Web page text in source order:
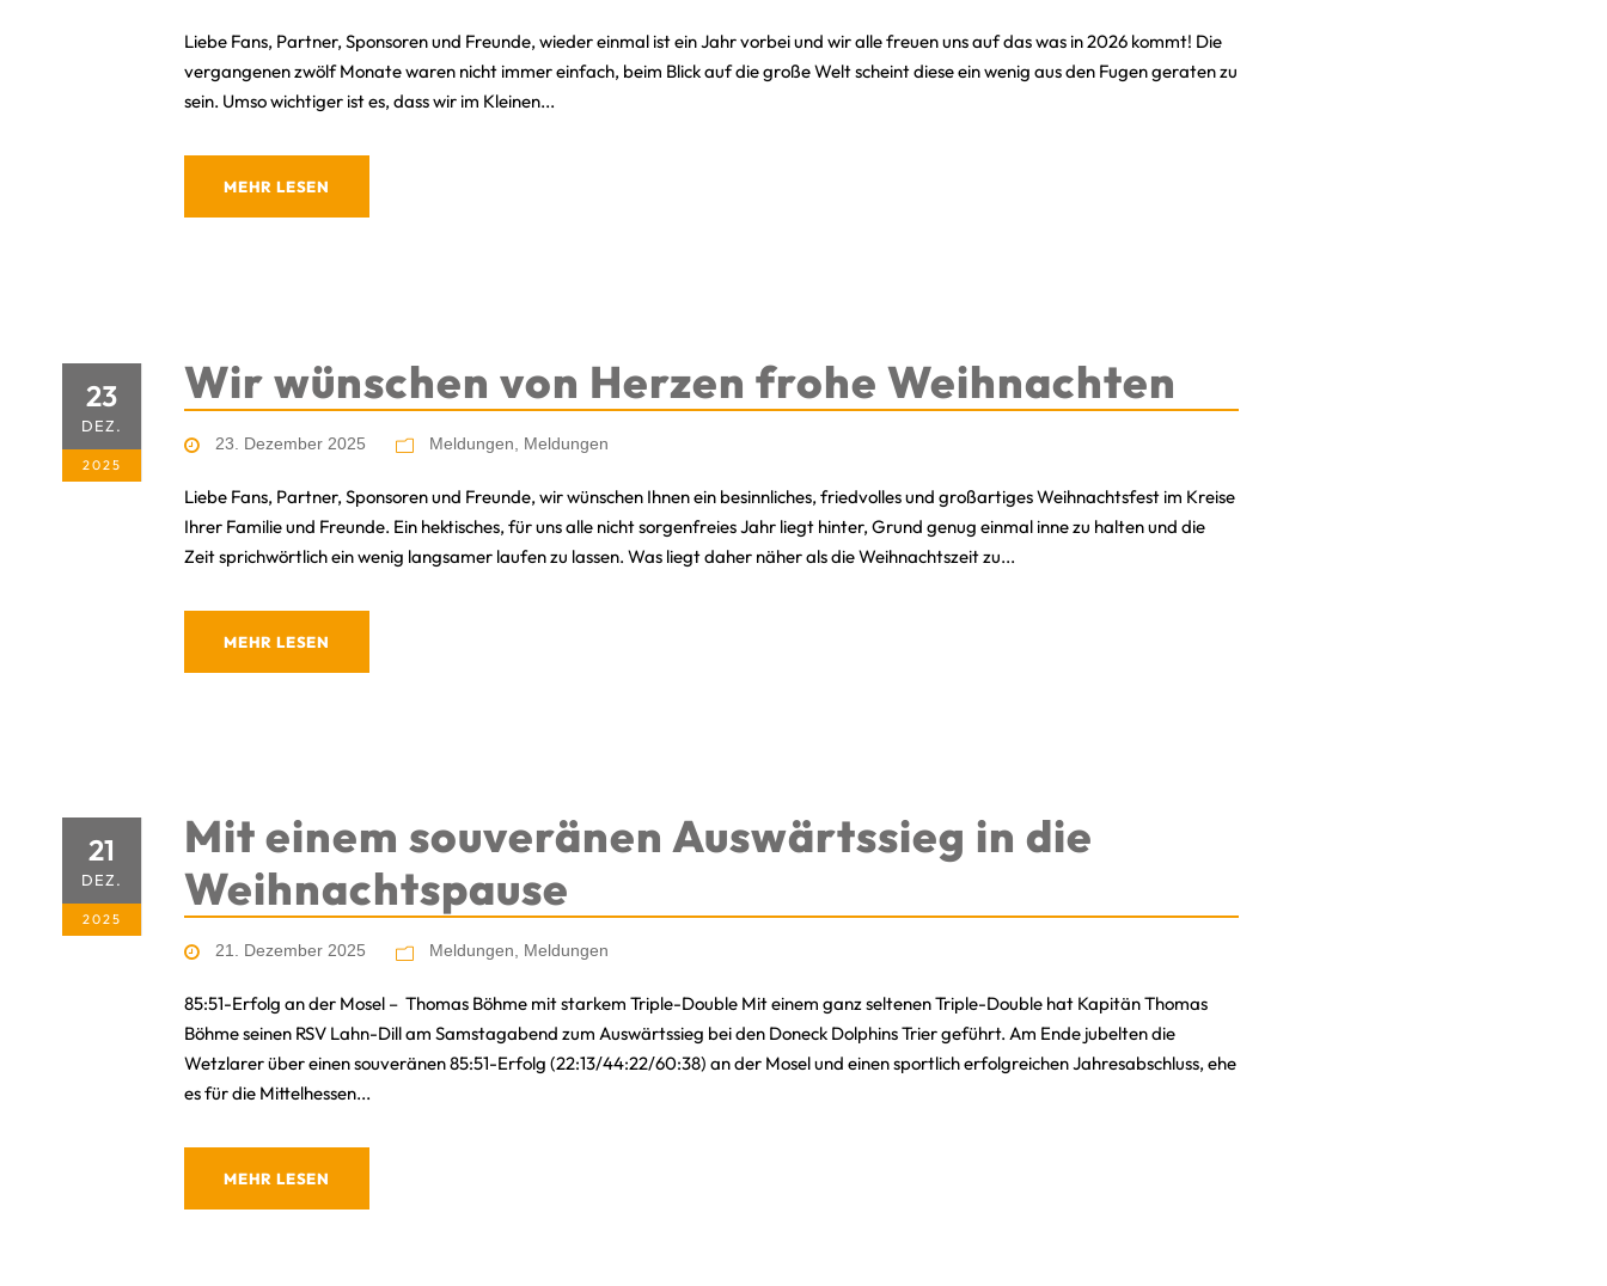
Liebe Fans, Partner, Sponsoren und Freunde, wieder einmal ist ein Jahr vorbei und wir alle freuen uns auf das was in 2026 kommt! Die
vergangenen zwölf Monate waren nicht immer einfach, beim Blick auf die große Welt scheint diese ein wenig aus den Fugen geraten zu
sein. Umso wichtiger ist es, dass wir im Kleinen...
MEHR LESEN
23
DEZ.
2025
Wir wünschen von Herzen frohe Weihnachten
23. Dezember 2025 Meldungen Meldungen
Liebe Fans, Partner, Sponsoren und Freunde, wir wünschen Ihnen ein besinnliches, friedvolles und großartiges Weihnachtsfest im Kreise
Ihrer Familie und Freunde. Ein hektisches, für uns alle nicht sorgenfreies Jahr liegt hinter, Grund genug einmal inne zu halten und die
Zeit sprichwörtlich ein wenig langsamer laufen zu lassen. Was liegt daher näher als die Weihnachtszeit zu...
MEHR LESEN
21
DEZ.
2025
Mit einem souveränen Auswärtssieg in die
Weihnachtspause
21. Dezember 2025 Meldungen, Meldungen
85:51-Erfolg an der Mosel – Thomas Böhme mit starkem Triple-Double Mit einem ganz seltenen Triple-Double hat Kapitän Thomas
Böhme seinen RSV Lahn-Dill am Samstagabend zum Auswärtssieg bei den Doneck Dolphins Trier geführt. Am Ende jubelten die
Wetzlarer über einen souveränen 85:51-Erfolg (22:13/44:22/60:38) an der Mosel und einen sportlich erfolgreichen Jahresabschluss, ehe
es für die Mittelhessen...
MEHR LESEN